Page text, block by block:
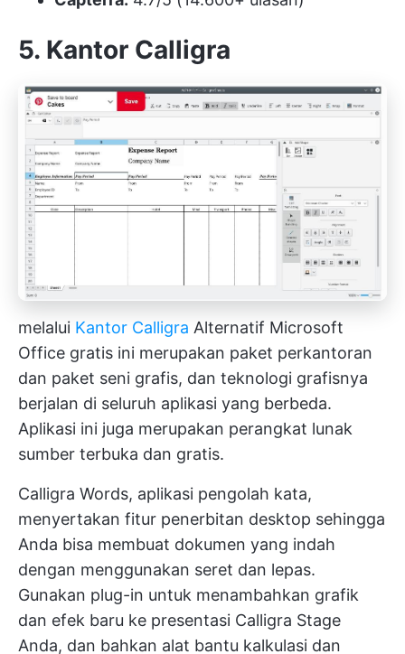
5. Kantor Calligra
melalui Kantor Calligra Alternatif Microsoft
Office gratis ini merupakan paket perkantoran
dan paket seni grafis, dan teknologi grafisnya
berjalan di seluruh aplikasi yang berbeda.
Aplikasi ini juga merupakan perangkat lunak
sumber terbuka dan gratis.
Calligra Words, aplikasi pengolah kata,
menyertakan fitur penerbitan desktop sehingga
Anda bisa membuat dokumen yang indah
dengan menggunakan seret dan lepas.
Gunakan plug-in untuk menambahkan grafik
dan efek baru ke presentasi Calligra Stage
Anda, dan bahkan alat bantu kalkulasi dan